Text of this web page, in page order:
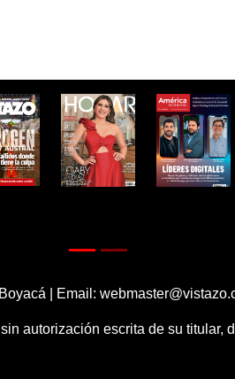
| Email:
autorización escrita de su titular,